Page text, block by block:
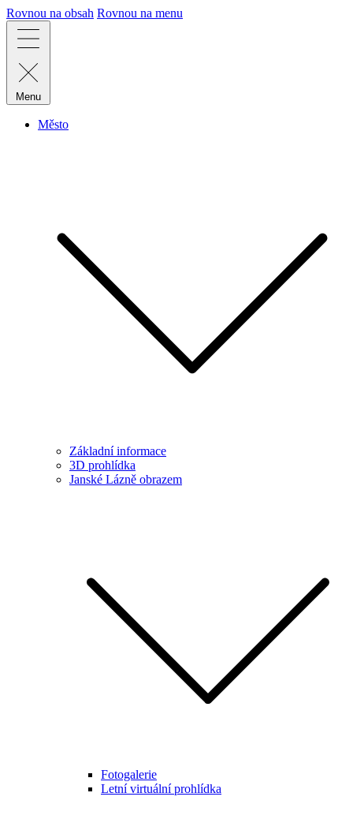
Rovnou na obsah Rovnou na menu
Menu
Město
Základní informace
3D prohlídka
Janské Lázně obrazem
Fotogalerie
Letní virtuální prohlídka